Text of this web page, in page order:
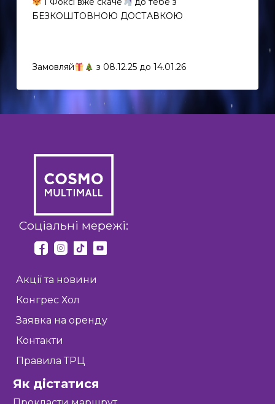
БЕЗКОШТОВНОЮ ДОСТАВКОЮ
Замовляй з 08.12.25 до 14.01.26
Соціальні мережі:
Акції та новини
Конгрес Хол
Заявка на оренду
Контакти
Правила ТРЦ
Як дістатися
EN